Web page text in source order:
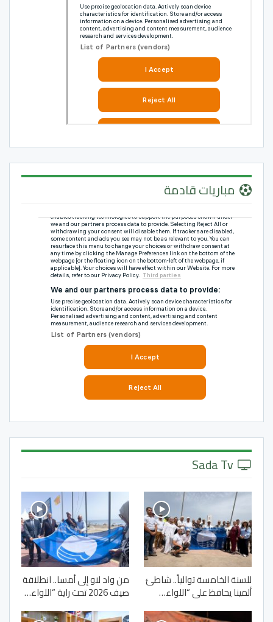
مباريات قادمة
للسنة الخامسة توالياً.. شاطئ
ألمينا يحافظ على “اللواء…
من واد لاو إلى أمسا.. انطلاقة
صيف 2026 تحت راية “اللواء…